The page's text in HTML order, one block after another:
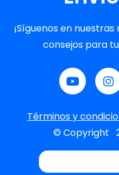
¡Síguenos en
consejos para
Términos y
© Copyright